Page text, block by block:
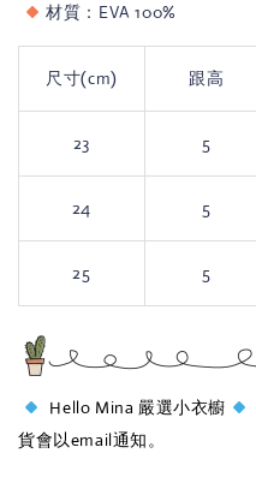
材質：EVA 100%
尺寸(cm) 跟高
23 5
24 5
25 ​5
Hello Mina 嚴選小衣櫥
貨會以email通知。